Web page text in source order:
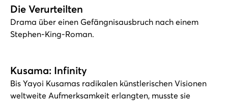
Die Verurteilten
Drama über einen Gefängnisausbruch nach einem
Stephen-King-Roman.
Kusama: Infinity
Bis Yayoi Kusamas radikalen künstlerischen Visionen
weltweite Aufmerksamkeit erlangten, musste sie